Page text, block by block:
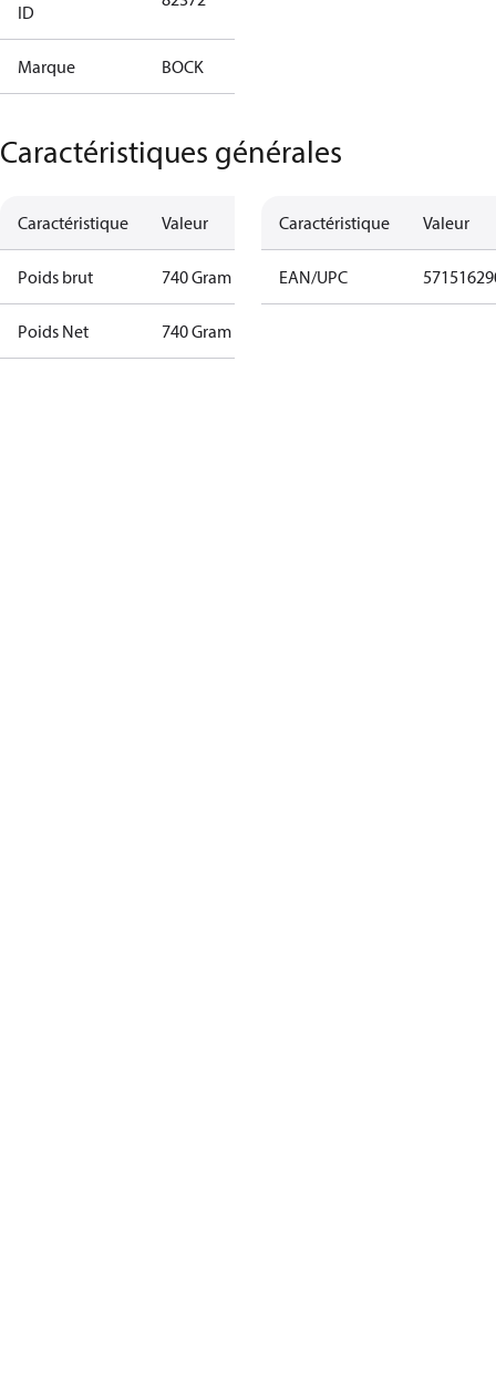
ID
Marque BOCK
Caractéristiques générales
Caractéristique Valeur
Poids brut 740 Gram
Poids Net 740 Gram
Caractéristique Valeur
EAN/UPC